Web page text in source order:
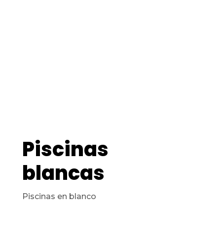
Piscinas
blancas
Piscinas en blanco